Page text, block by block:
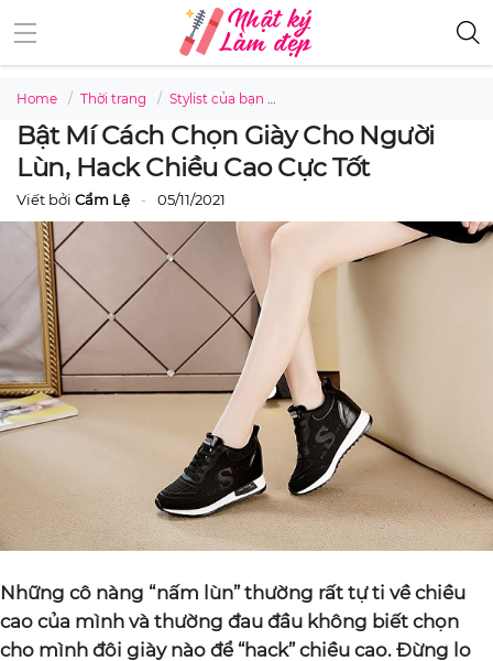
Home Thời trang Stylist của bạn
Bật Mí Cách Chọn Giày Cho Người
Lùn, Hack Chiều Cao Cực Tốt
Viết bởi Cẩm Lệ 05/11/2021
Những cô nàng “nấm lùn” thường rất tự ti về chiều
cao của mình và thường đau đầu không biết chọn
cho mình đôi giày nào để “hack” chiều cao. Đừng lo